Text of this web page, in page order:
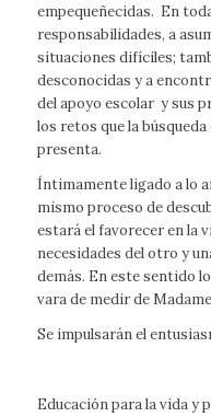
empequeñecidas. En
responsabilidades, a
situaciones difíciles;
desconocidas y a
del apoyo escolar y sus
los retos que la
presenta.
Íntimamente ligado a lo
mismo proceso de
estará el favorecer en la
necesidades del otro y
demás. En este sentido
vara de medir de
Se impulsarán el
Educación para la vida y